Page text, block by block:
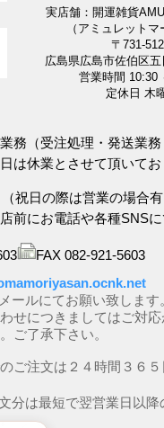
実店舗：開運雑貨
（アミュレットマ
〒731-
広島県広島市佐伯区
営業時間 10:30
定休日 木
務（受注処理・発送業
は休業とさせて頂いてお
祝日の際は営業の場合有
前にお電話や各種SNSに
FAX 082-921-5603
ールにてお願い致します
せにつきましてはご対
ご了承下さい。
ご注文は２４時間３６
分は最短で翌営業日以降